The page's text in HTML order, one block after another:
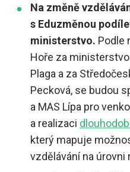
Na změně
s Eduzměnou
ministerstvo. Podle
Hoře za
Plaga a za
Pecková, se budou
a MAS Lípa pro
a realizaci
který mapuje
vzdělávání na úrovni